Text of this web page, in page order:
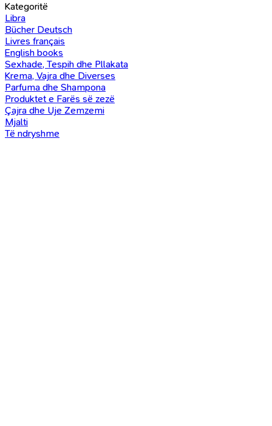
Kategoritë
Libra
Bücher Deutsch
Livres français
English books
Sexhade, Tespih dhe Pllakata
Krema, Vajra dhe Diverses
Parfuma dhe Shampona
Produktet e Farës së zezë
Çajra dhe Uje Zemzemi
Mjalti
Të ndryshme